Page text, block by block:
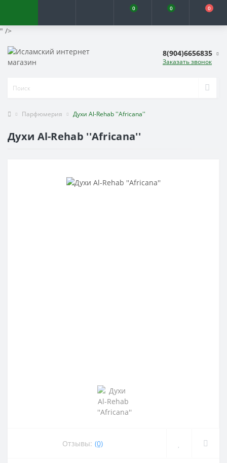
" />
0 0 0
8(904)6656835
Заказать звонок
Парфюмерия Духи Al-Rehab ''Africana''
Духи Al-Rehab ''Africana''
Отзывы: (0)